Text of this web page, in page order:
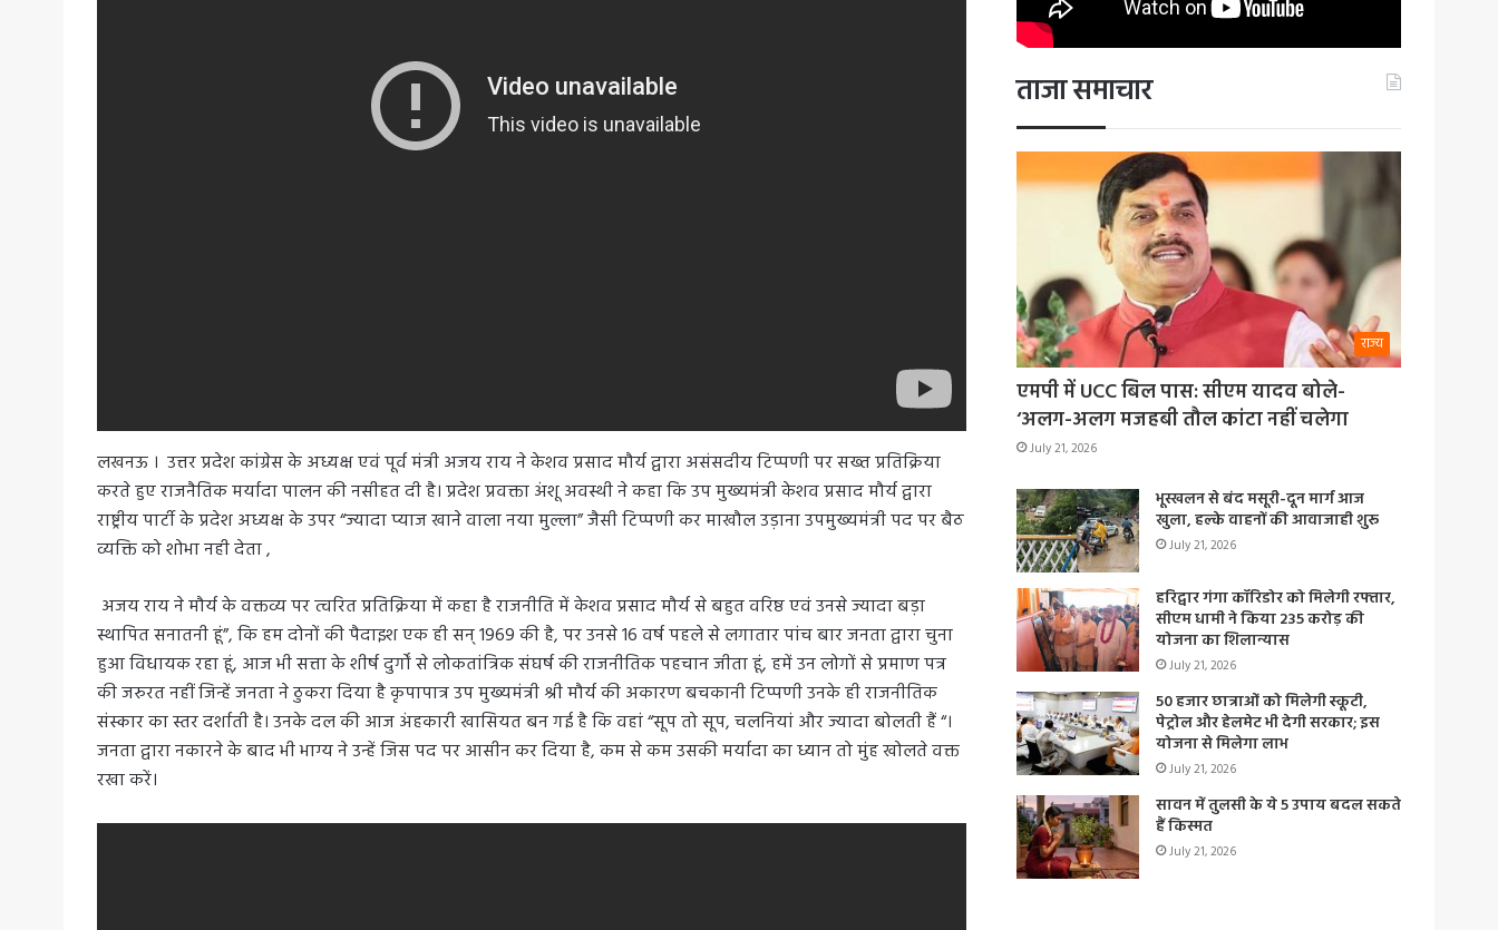
लखनऊ । उत्तर प्रदेश कांग्रेस के अध्यक्ष एवं पूर्व मंत्री अजय राय ने केशव प्रसाद मौर्य द्वारा असंसदीय टिप्पणी पर सख्त प्रतिक्रिया
करते हुए राजनैतिक मर्यादा पालन की नसीहत दी है। प्रदेश प्रवक्ता अंशू अवस्थी ने कहा कि उप मुख्यमंत्री केशव प्रसाद मौर्य द्वारा
राष्ट्रीय पार्टी के प्रदेश अध्यक्ष के उपर “ज्यादा प्याज खाने वाला नया मुल्ला” जैसी टिप्पणी कर माखौल उड़ाना उपमुख्यमंत्री पद पर बैठ
व्यक्ति को शोभा नही देता ,
अजय राय ने मौर्य के वक्तव्य पर त्वरित प्रतिक्रिया में कहा है राजनीति में केशव प्रसाद मौर्य से बहुत वरिष्ठ एवं उनसे ज्यादा बड़ा
स्थापित सनातनी हूं”, कि हम दोनों की पैदाइश एक ही सन् 1969 की है, पर उनसे 16 वर्ष पहले से लगातार पांच बार जनता द्वारा चुना
हुआ विधायक रहा हूं, आज भी सत्ता के शीर्ष‌ दुर्गों से लोकतांत्रिक संघर्ष की राजनीतिक पहचान जीता हूं, हमें उन लोगों से प्रमाण पत्र
की जरुरत नहीं जिन्हें जनता ने ठुकरा दिया है कृपापात्र उप मुख्यमंत्री श्री मौर्य की अकारण बचकानी टिप्पणी उनके ही राजनीतिक
संस्कार का स्तर दर्शाती है। उनके दल की आज अंहकारी खासियत बन गई है कि वहां “सूप तो सूप, चलनियां और ज्यादा बोलती हैं “।
जनता द्वारा नकारने के बाद भी भाग्य ने उन्हें जिस पद पर आसीन कर दिया है, कम से कम उसकी मर्यादा का ध्यान तो मुंह खोलते वक्त
रखा करें।
ताजा समाचार
राज्य
एमपी में UCC बिल पास: सीएम यादव बोले-
‘अलग-अलग मजहबी तौल कांटा नहीं चलेगा
July 21, 2026
भूस्खलन से बंद मसूरी-दून मार्ग आज
खुला, हल्के वाहनों की आवाजाही शुरू
July 21, 2026
हरिद्वार गंगा कॉरिडोर को मिलेगी रफ्तार,
सीएम धामी ने किया 235 करोड़ की
योजना का शिलान्यास
July 21, 2026
50 हजार छात्राओं को मिलेगी स्कूटी,
पेट्रोल और हेलमेट भी देगी सरकार; इस
योजना से मिलेगा लाभ
July 21, 2026
सावन में तुलसी के ये 5 उपाय बदल सकते
हैं किस्मत
July 21, 2026